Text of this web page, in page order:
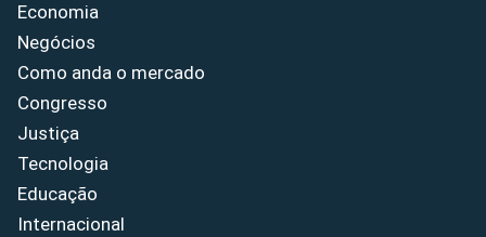
Economia
Negócios
Como anda o mercado
Congresso
Justiça
Tecnologia
Educação
Internacional